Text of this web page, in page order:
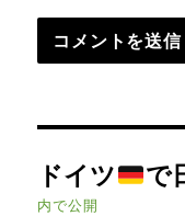
稿
ドイツ で
内で公開